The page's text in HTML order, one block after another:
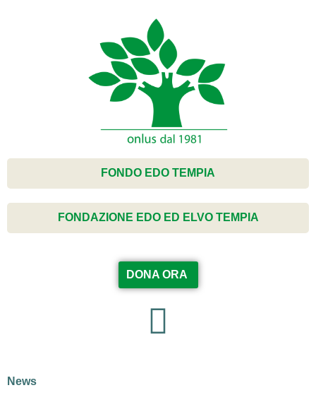
FONDO EDO TEMPIA
FONDAZIONE EDO ED ELVO TEMPIA
DONA ORA
News